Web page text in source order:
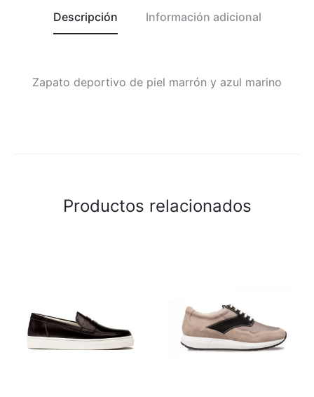
Descripción Información adicional
Zapato deportivo de piel marrón y azul marino
Productos relacionados